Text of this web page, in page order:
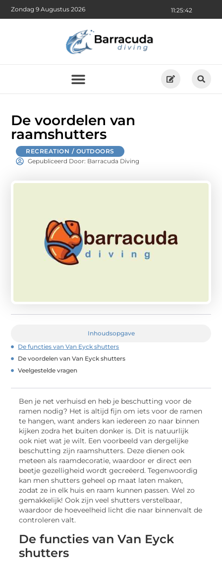
11:25:43
Zondag 9 Augustus 2026
De voordelen van
raamshutters
RECREATION / OUTDOORS
Gepubliceerd Door: Barracuda Diving
Inhoudsopgave
De functies van Van Eyck shutters
De voordelen van Van Eyck shutters
Veelgestelde vragen
Ben je net verhuisd en heb je beschutting voor de
ramen nodig? Het is altijd fijn om iets voor de ramen
te hangen, want anders kan iedereen zo naar binnen
kijken zodra het buiten donker is. Dit is natuurlijk
ook niet wat je wilt. Een voorbeeld van dergelijke
beschutting zijn raamshutters. Deze dienen ook
meteen als raamdecoratie, waardoor er direct een
beetje gezelligheid wordt gecreëerd. Tegenwoordig
kan men shutters geheel op maat laten maken,
zodat ze in elk huis en raam kunnen passen. Wel zo
gemakkelijk! Ook zijn veel shutters verstelbaar,
waardoor de hoeveelheid licht die naar binnenvalt de
controleren valt.
De functies van Van Eyck
shutters